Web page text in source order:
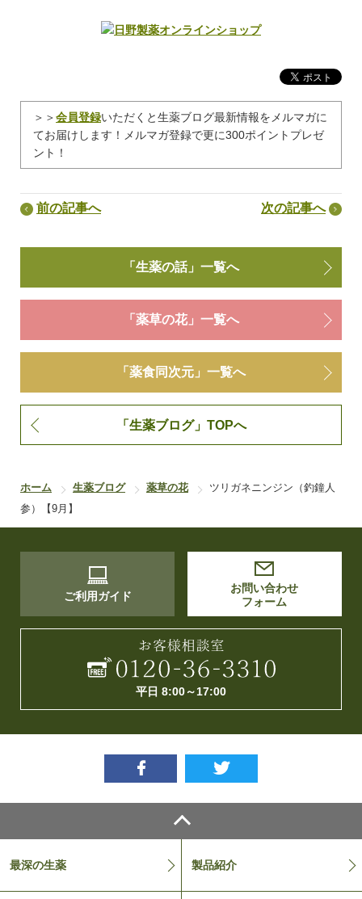
＞＞会員登録いただくと生薬ブログ最新情報をメルマガに
てお届けします！メルマガ登録で更に300ポイントプレゼ
ント！
前の記事へ 次の記事へ
「生薬の話」一覧へ
「薬草の花」一覧へ
「薬食同次元」一覧へ
「生薬ブログ」TOPへ
ホーム 生薬ブログ 薬草の花
ツリガネニンジン（釣鐘人
参）【9月】
ご利用ガイド
お問い合わせ
フォーム
平日 8:00～17:00
Facebook
最深の生薬 製品紹介